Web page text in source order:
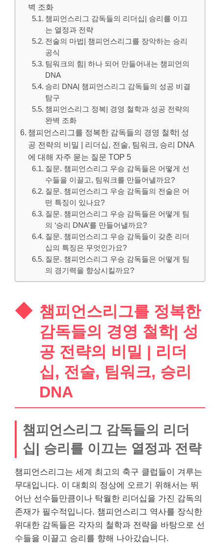
벽 조화
챔피언스리그 감독들의 리더십| 승리를 이끄
는 열정과 전략
전술의 마법| 챔피언스리그를 장악하는 승리
공식
팀워크의 힘| 하나 되어 만들어내는 챔피언의
DNA
승리 DNA| 챔피언스리그 감독들의 성공 비결
탐구
챔피언스리그 정복| 경영 철학과 성공 전략의
완벽 조화
챔피언스리그를 정복한 감독들의 경영 철학| 성
공 전략의 비밀 | 리더십, 전술, 팀워크, 승리 DNA
에 대해 자주 묻는 질문 TOP 5
질문. 챔피언스리그 우승 감독들은 어떻게 선
수들을 이끌고, 팀워크를 만들어낼까요?
질문. 챔피언스리그 우승 감독들의 전술은 어
떤 특징이 있나요?
질문. 챔피언스리그 우승 감독들은 어떻게 팀
의 ‘승리 DNA’를 만들어낼까요?
질문. 챔피언스리그 우승 감독들이 갖춘 리더
십의 특징은 무엇인가요?
질문. 챔피언스리그 우승 감독들은 어떻게 팀
의 경기력을 향상시킬까요?
챔피언스리그를 정복한
감독들의 경영 철학| 성
공 전략의 비밀 | 리더
십, 전술, 팀워크, 승리
DNA
챔피언스리그 감독들의 리더
십| 승리를 이끄는 열정과 전략
챔피언스리그는 세계 최고의 축구 클럽들이 겨루는
무대입니다. 이 대회의 정상에 오르기 위해서는 뛰
어난 선수들만큼이나 탁월한 리더십을 가진 감독의
존재가 필수적입니다. 챔피언스리그 역사를 장식한
위대한 감독들은 각자의 철학과 전략을 바탕으로 선
수들을 이끌고 승리를 향해 나아갔습니다.